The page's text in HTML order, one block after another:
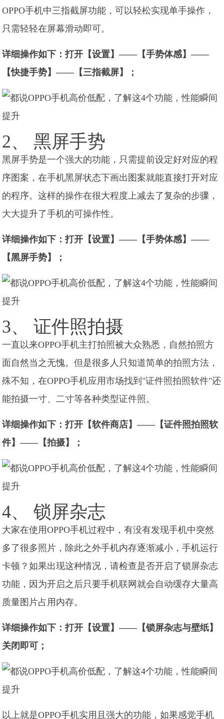
OPPO手机中三指截屏功能，可以轻松实现单手操作，
只需轻轻在屏幕滑动即可。
详细操作如下：打开【设置】——【手势体感】——
【快捷手势】——【三指截屏】；
2、 黑屏手势
黑屏手势是一个强大的功能，只需提前设定好对应的程
序图案，在手机黑屏状态下画出图案就能直接打开对应
的程序。这样的操作在很大程度上减去了复杂的步骤，
大大提升了手机的可操作性。
详细操作如下：打开【设置】——【手势体感】——
【黑屏手势】；
3、 证件照拍摄
一直以来OPPO手机主打拍照被大众熟悉，自然拍照方
面自然当之无愧。但是很多人只知道简单的拍照方法，
殊不知，在OPPO手机应用市场找到"证件照拍照软件"还
能拍摄一寸、二寸等各种类型证件照。
详细操作如下：打开【软件商店】——【证件照拍照软
件】——【拍摄】；
4、 锁屏杂志
大家在使用OPPO手机过程中，有没有发现手机中突然
多了很多照片，除此之外手机内存逐渐减小，手机运行
卡顿？如果出现这种情况，请检查是否开启了锁屏杂志
功能，因为开启之后只要手机联网就会自动缓存大量高
质量图片占用内存。
详细操作如下：打开【设置】——【锁屏杂志与壁纸】
关闭即可；
以上就是OPPO手机实用且强大的功能，如果感觉手机